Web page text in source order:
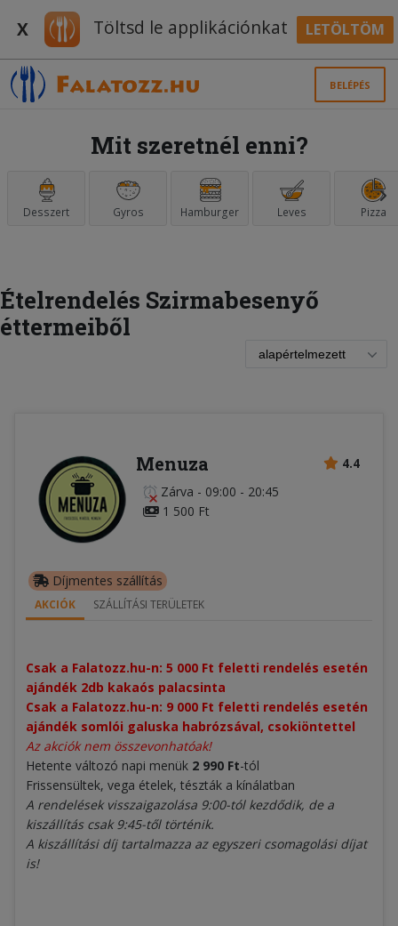
X Töltsd le applikációnkat LETÖLTÖM
BELÉPÉS
Mit szeretnél enni?
Desszert Gyros Hamburger Leves Pizza
Ételrendelés Szirmabesenyő
éttermeiből
4.4
Menuza
Zárva - 09:00 - 20:45
1 500 Ft
Díjmentes szállítás
AKCIÓK SZÁLLÍTÁSI TERÜLETEK
Csak a Falatozz.hu-n: 5 000 Ft feletti rendelés esetén
ajándék 2db kakaós palacsinta
Csak a Falatozz.hu-n: 9 000 Ft feletti rendelés esetén
ajándék somlói galuska habrózsával, csokiöntettel
Az akciók nem összevonhatóak!
Hetente változó napi menük 2 990 Ft-tól
Frissensültek, vega ételek, tészták a kínálatban
A rendelések visszaigazolása 9:00-tól kezdődik, de a
kiszállítás csak 9:45-től történik.
A kiszállítási díj tartalmazza az egyszeri csomagolási díjat
is!